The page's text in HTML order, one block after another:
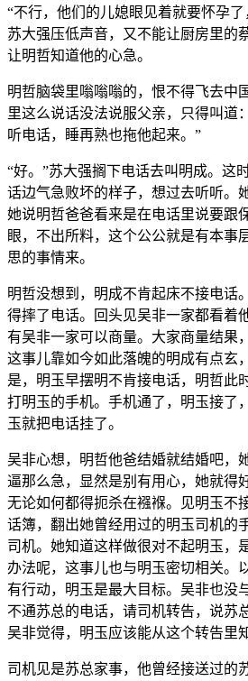
“不行，他们的儿媳眼见着就要怀孕
苏大强压低声音，又不能让厨房里的
让明哲知道他的心急。
明哲脑袋里嗡嗡嗡的，恨不得飞去中
里这么说话没法说服父亲，只得叫道
听电话，睡再熟也拖他起来。”
“好。”苏大强搁下电话去叫明成。这
话边气急败坏的样子，想过去听听。
她说明哲爸爸看来是在电话里说要跟
眼，不出所料，这个公公就是有本事
思的事情来。
明哲没想到，明成不肯起床不接电话
得摔了电话。回头见吴非一家都看着
有吴非一家可以商量。大家商量结果
这事儿靠如今如此落魄的明成有点玄
是，明玉早摆明不肯接电话，明哲此
打明玉的手机。手机通了，明玉接了
玉就把电话挂了。
吴非心想，明哲他爸结婚就结婚吧，
逼那么急，显然是别有用心，她就得
无论如何都得扼杀在襁褓。见明玉不
话簿，翻出她曾经用过的明玉司机的
司机。她知道这样做很对不起明玉，
办法呢，这事儿也与明玉密切相关。
有行动，明玉是最大目标。吴非也没
不通苏总的电话，请司机转告，说苏
吴非觉得，明玉应该能从这个转告里
司机见是苏总家事，他曾经接送过的